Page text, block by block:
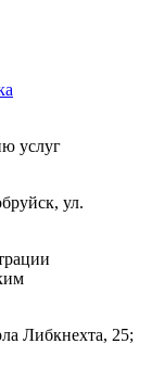
услуг
ул.
Либкнехта, 25;